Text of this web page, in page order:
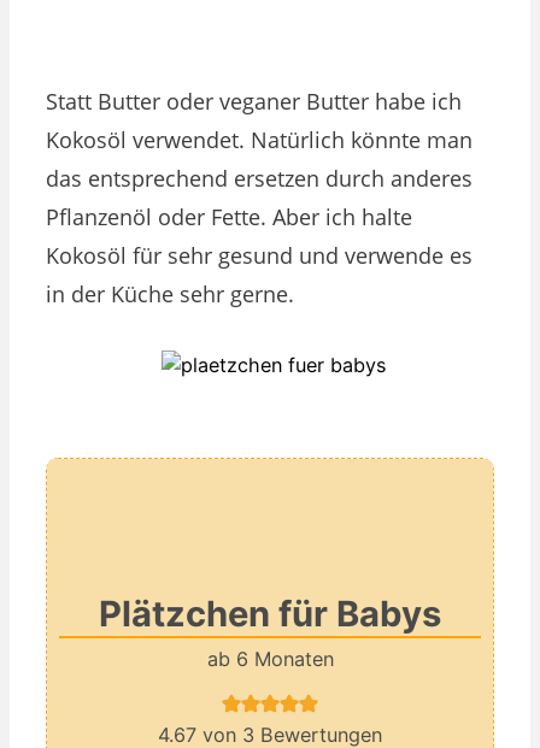
Statt Butter oder veganer Butter habe ich
Kokosöl verwendet. Natürlich könnte man
das entsprechend ersetzen durch anderes
Pflanzenöl oder Fette. Aber ich halte
Kokosöl für sehr gesund und verwende es
in der Küche sehr gerne.
Plätzchen für Babys
ab 6 Monaten
4.67 von 3 Bewertungen